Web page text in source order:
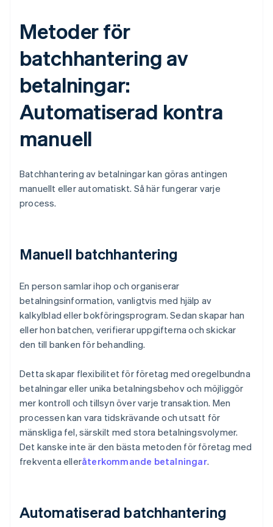
Metoder för
batchhantering av
betalningar:
Automatiserad kontra
manuell
Batchhantering av betalningar kan göras antingen
manuellt eller automatiskt. Så här fungerar varje
process.
Manuell batchhantering
En person samlar ihop och organiserar
betalningsinformation, vanligtvis med hjälp av
kalkylblad eller bokföringsprogram. Sedan skapar han
eller hon batchen, verifierar uppgifterna och skickar
den till banken för behandling.
Detta skapar flexibilitet för företag med oregelbundna
betalningar eller unika betalningsbehov och möjliggör
mer kontroll och tillsyn över varje transaktion. Men
processen kan vara tidskrävande och utsatt för
mänskliga fel, särskilt med stora betalningsvolymer.
Det kanske inte är den bästa metoden för företag med
frekventa elleråterkommande betalningar.
Automatiserad batchhantering